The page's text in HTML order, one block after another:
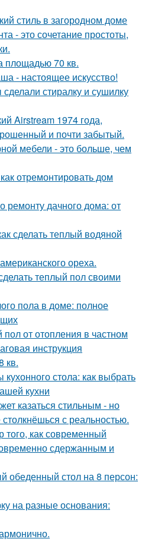
стиль в загородном доме
- это сочетание простоты,
площадью 70 кв.
- настоящее искусство!
стиралку и сушилку
Airstream 1974 года,
и почти забытый.
мебели - это больше, чем
отремонтировать дом
ремонту дачного дома: от
сделать теплый водяной
ореха.
теплый пол своими
пола в доме: полное
пол от отопления в частном
инструкция
кв.
стола: как выбрать
кухни
казаться стильным - но
с реальностью.
того, как современный
сдержанным и
обеденный стол на 8 персон:
на разные основания: